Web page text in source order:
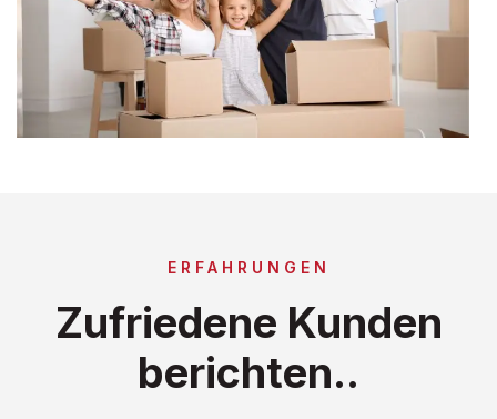
ERFAHRUNGEN
Zufriedene Kunden
berichten..